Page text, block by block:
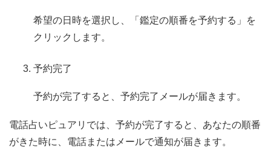
希望の日時を選択し、「鑑定の順番を予約する」を
クリックします。
予約完了
予約が完了すると、予約完了メールが届きます。
電話占いピュアリでは、予約が完了すると、あなたの順番
がきた時に、電話またはメールで通知が届きます。